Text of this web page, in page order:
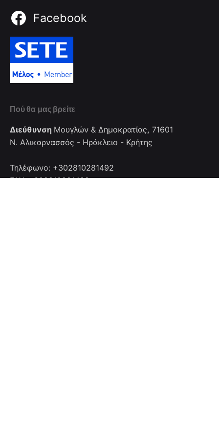
Facebook
Πού θα μας βρείτε
Διεύθυνση Μουγλών & Δημοκρατίας, 71601
Ν. Αλικαρνασσός - Ηράκλειο - Κρήτης
Τηλέφωνο: +302810281492
FAX: +302810281492